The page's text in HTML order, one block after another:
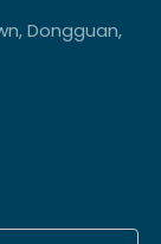
Dongguan,